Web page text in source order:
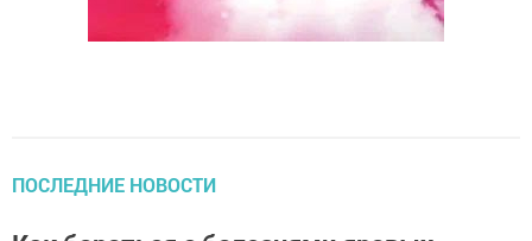
ПОСЛЕДНИЕ НОВОСТИ